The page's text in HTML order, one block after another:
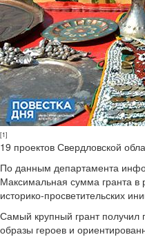
[1]
19 проектов Свердловской
По данным департамента
Максимальная сумма гранта в
историко-просветительских
Самый крупный грант
образы героев и